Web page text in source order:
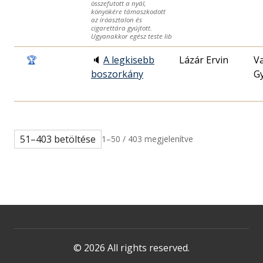
összefutott a nyál,
könyökére támaszkodott
az íróasztalon és
cigarettára gyújtott.
Ugyanakkor egész teste lib
🏆 🔈 A legkisebb
boszorkány
Lázár Ervin
51–403 betöltése 1–50 / 403 megjelenítve
© 2026 All rights reserved.